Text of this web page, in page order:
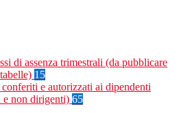
di assenza trimestrali (da pubblicare
15
e autorizzati ai dipendenti
e non dirigenti) 65